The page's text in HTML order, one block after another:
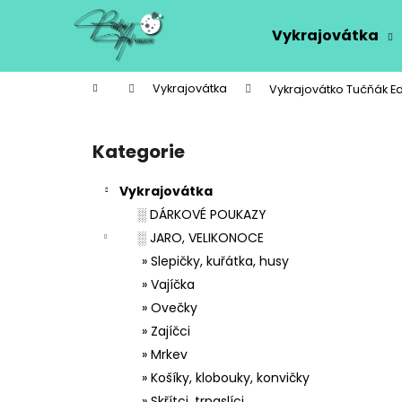
Vykrajovátka
Domů Vykrajovátka Vykrajovátko Tučňák
Přeskočit
kategorie
Kategorie
Vykrajovátka
░ DÁRKOVÉ POUKAZY
░ JARO, VELIKONOCE
» Slepičky, kuřátka, husy
» Vajíčka
» Ovečky
» Zajíčci
» Mrkev
» Košíky, klobouky, konvičky
í
Zpět
do
Zpět
do